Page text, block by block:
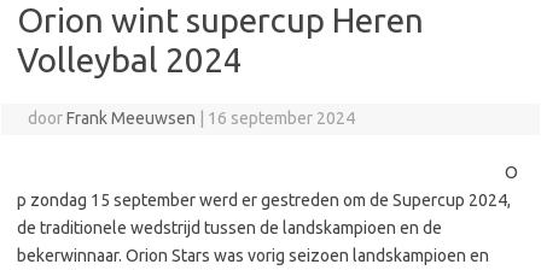
Orion wint supercup Heren
Volleybal 2024
doorFrank Meeuwsen 16 september 2024
O
p zondag 15 september werd er gestreden om de Supercup 2024,
de traditionele wedstrijd tussen de landskampioen en de
bekerwinnaar. Orion Stars was vorig seizoen landskampioen en